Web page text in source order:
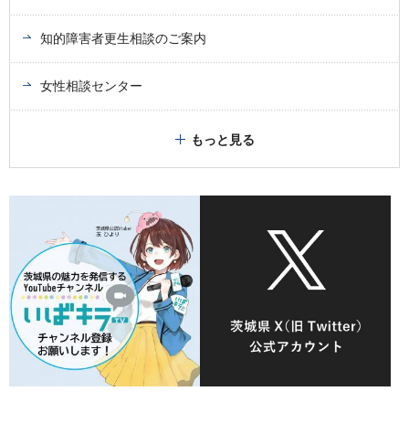
知的障害者更生相談のご案内
女性相談センター
もっと見る